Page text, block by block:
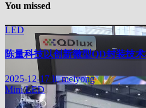
You missed
LED
陈量科技以创新微型QD封装技
2025-12-17 li, meiyong
Mini LED